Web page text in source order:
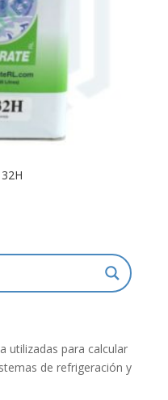
utilizadas para calcular
de refrigeración y